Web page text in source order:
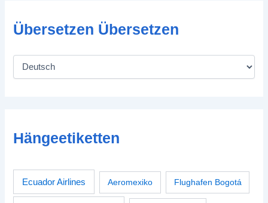
Übersetzen Übersetzen
Hängeetiketten
Ecuador Airlines Aeromexiko Flughafen Bogotá